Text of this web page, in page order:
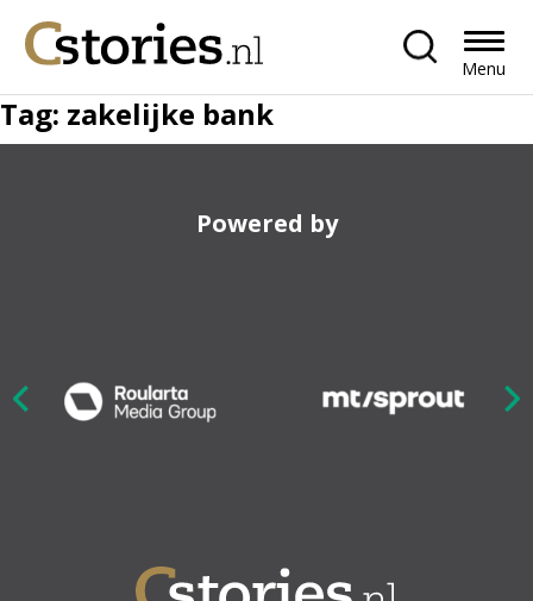
Menu
Tag: zakelijke bank
Powered by